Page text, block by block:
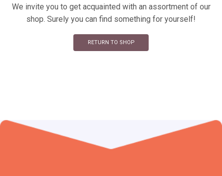
We invite you to get acquainted with an assortment of our
shop. Surely you can find something for yourself!
RETURN TO SHOP